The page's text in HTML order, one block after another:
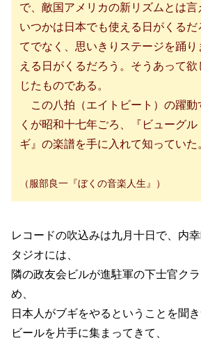
で、敵国アメリカの新リズムとは言
いつかは日本でも使える日がくるだ
てでなく、思いきりステージを踊り
える日がくるだろう。そうあって
じたものである。
この八拍（エイトビート）の躍動
くが昭和十七年ごろ、『ビューグ
ギ』の楽譜を手に入れて知っていた
（服部良一『ぼくの音楽人生』）
レコードの吹込みは九月十日で、内
タジオには、
隣の政友会ビルが進駐軍の下士官ク
め、
日本人がブギをやるということを聞
ビールを片手に集まってきて、